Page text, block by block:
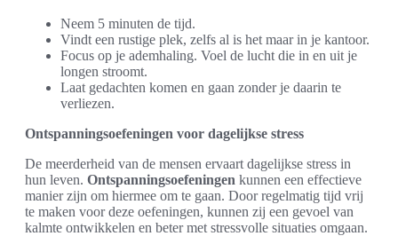
Neem 5 minuten de tijd.
Vindt een rustige plek, zelfs al is het maar in je kantoor.
Focus op je ademhaling. Voel de lucht die in en uit je
longen stroomt.
Laat gedachten komen en gaan zonder je daarin te
verliezen.
Ontspanningsoefeningen voor dagelijkse stress
De meerderheid van de mensen ervaart dagelijkse stress in
hun leven. Ontspanningsoefeningen kunnen een effectieve
manier zijn om hiermee om te gaan. Door regelmatig tijd vrij
te maken voor deze oefeningen, kunnen zij een gevoel van
kalmte ontwikkelen en beter met stressvolle situaties omgaan.